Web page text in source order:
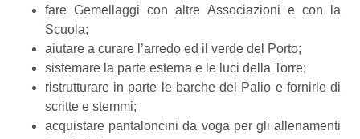
fare Gemellaggi con altre Associazioni e con la
Scuola;
aiutare a curare l’arredo ed il verde del Porto;
sistemare la parte esterna e le luci della Torre;
ristrutturare in parte le barche del Palio e fornirle di
scritte e stemmi;
acquistare pantaloncini da voga per gli allenamenti